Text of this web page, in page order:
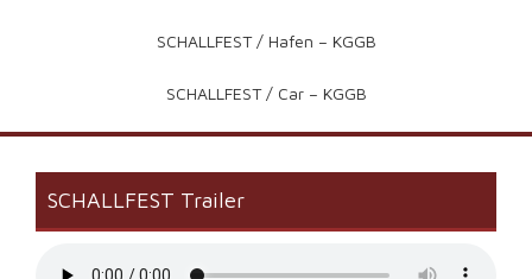
SCHALLFEST / Hafen – KGGB
SCHALLFEST / Car – KGGB
SCHALLFEST Trailer